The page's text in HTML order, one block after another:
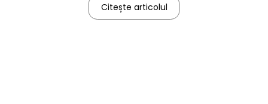
Citește articolul